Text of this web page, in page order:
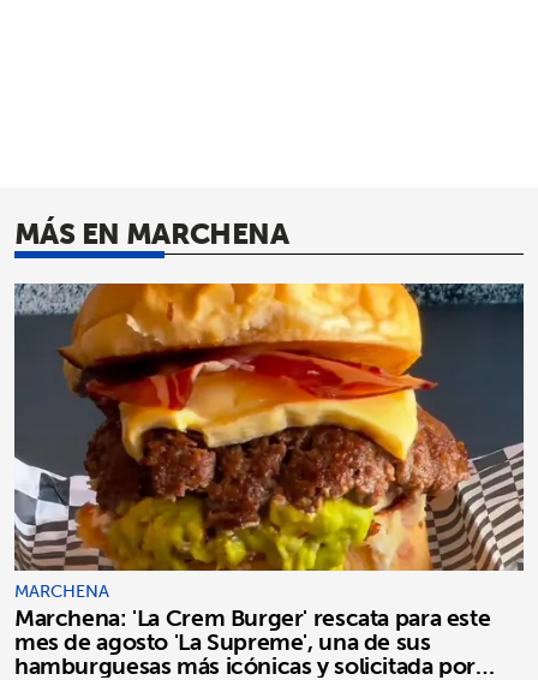
MÁS EN MARCHENA
MARCHENA
Marchena: 'La Crem Burger' rescata para este
mes de agosto 'La Supreme', una de sus
hamburguesas más icónicas y solicitada por